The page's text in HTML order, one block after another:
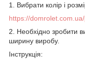
1. Вибрати колір і
https://
2. Необхідно зробити
ширину виробу.
Інструкція: